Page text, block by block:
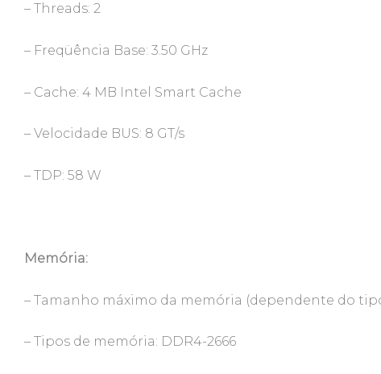
– Threads: 2
– Freqüência Base: 3.50 GHz
– Cache: 4 MB Intel Smart Cache
– Velocidade BUS: 8 GT/s
– TDP: 58 W
Memória:
– Tamanho máximo da memória (dependente do
– Tipos de memória: DDR4-2666